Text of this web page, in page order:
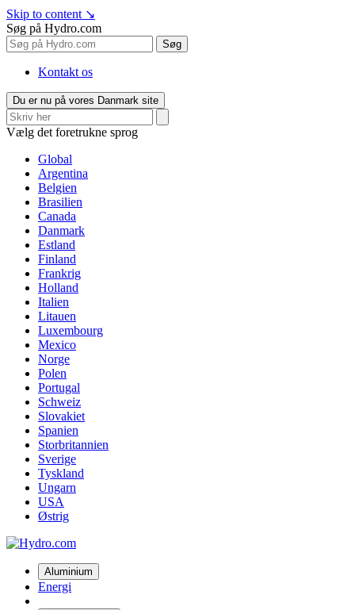
Skip to content ↘
Søg på Hydro.com
Søg
Kontakt os
Du er nu på vores Danmark site
Vælg det foretrukne sprog
Global
Argentina
Belgien
Brasilien
Canada
Danmark
Estland
Finland
Frankrig
Holland
Italien
Litauen
Luxembourg
Mexico
Norge
Polen
Portugal
Schweiz
Slovakiet
Spanien
Storbritannien
Sverige
Tyskland
Ungarn
USA
Østrig
Aluminium
Energi